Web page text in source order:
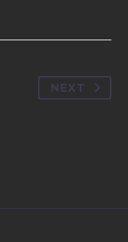
NEXT